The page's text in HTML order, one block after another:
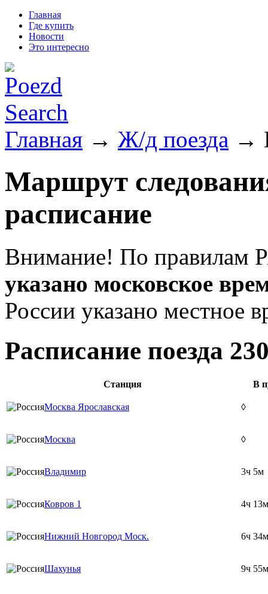
Главная
Где купить
Новости
Это интересно
Главная → Ж/д поезда →
Маршрут
расписание
Внимание! По правилам
указано московское
России указано местное
Расписание поезда
Станция В
Москва Ярославская ◊
Москва ◊
Владимир 3ч 5м
Ковров 1 4ч 13м
Нижний Новгород Моск. 6ч 34м
Шахунья 9ч 55м